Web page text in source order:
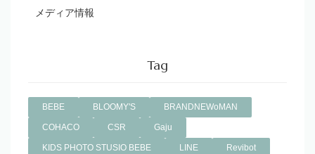
メディア情報
Tag
BEBE BLOOMY'S BRANDNEWoMAN
COHACO CSR Gaju
KIDS PHOTO STUSIO BEBE LINE Revibot